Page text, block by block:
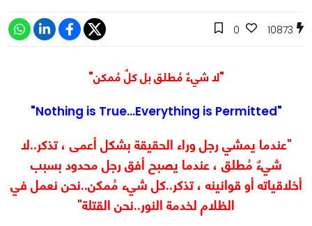
10873
0
"لا شيءٌ مُطلق بل كلٌ مُمكن"
"Nothing is True...Everything is Permitted"
"عندما يمشي رجل وراء الحقيقة بشكل أعمى ، تذكر..لا
شيءٌ مُطلق ، عندما يصبح أفق رجل محدود بسبب
أخلاقياته أو قوانينه ، تذكر..كل شيء مُمكن..نحن نعمل في
الظلام لخدمة النور..نحن القتلة"